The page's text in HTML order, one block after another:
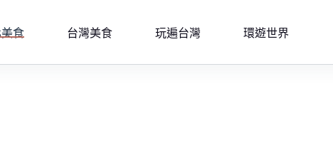
食 台灣美食 玩遍台灣 環遊世界